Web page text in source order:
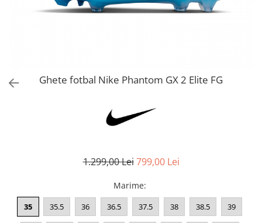
Bluze fotbal copii
Sorturi fotbal femei
Ghete fotbal Nike Phantom GX 2 Elite FG
1.299,00 Lei 799,00 Lei
Marime:
35 35.5 36 36.5 37.5 38 38.5 39